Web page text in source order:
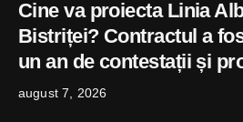
Cine va proiecta Linia
Bistriței? Contractul a
un an de contestații și
august 7, 2026